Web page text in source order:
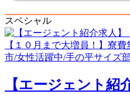
スペシャル
【エージェント紹